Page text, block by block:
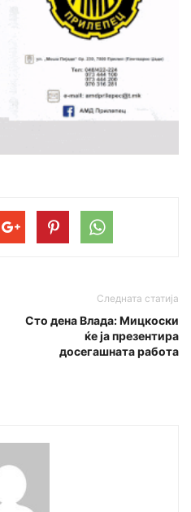
Следната статија
Сто дена Влада: Мицкоски
ќе ја презентира
досегашната работа